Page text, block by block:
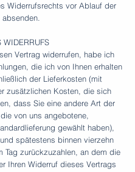
Widerrufsrechts vor Ablauf der
WIDERRUFS
Vertrag widerrufen, habe ich
die ich von Ihnen erhalten
der Lieferkosten (mit
zusätzlichen Kosten, die sich
dass Sie eine andere Art der
von uns angebotene,
gewählt haben),
spätestens binnen vierzehn
Tag zurückzuzahlen, an dem die
Ihren Widerruf dieses Vertrags